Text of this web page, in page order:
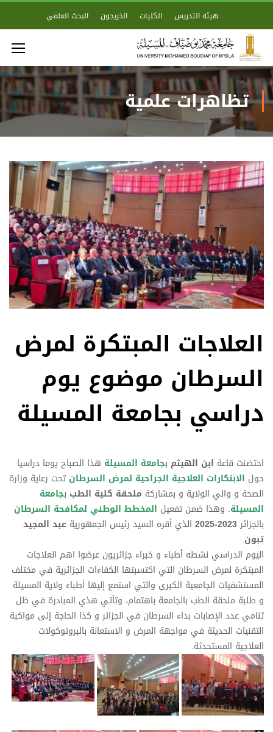
هيئة التدريس الكليات الخريجون البحث العلمي
تظاهرات علمية
العلاجات المبتكرة لمرض
السرطان موضوع يوم
دراسي بجامعة المسيلة
احتضنت قاعة ابن الهيثم بجامعة المسيلة هذا الصباح يوما دراسيا
حول الابتكارات العلاجية الجراحية لمرض السرطان تحت رعاية وزارة
الصحة و والي الولاية و بمشاركة ملحقة كلية الطب بجامعة
المسيلة. وهذا ضمن تفعيل المخطط الوطني لمكافحة السرطان
بالجزائر2023-2025 الذي أقره السيد رئيس الجمهورية عبد المجيد
تبون.
اليوم الدراسي نشطه أطباء و خبراء جزائريون عرضوا اهم العلاجات
المبتكرة لمرض السرطان التي اكتسبتها الكفاءات الجزائرية في مختلف
المستشفيات الجامعية الكبرى والتي استمع إليها أطباء ولاية المسيلة
و طلبة ملحقة الطب بالجامعة باهتمام، وتأتي هذي المبادرة في ظل
تنامي عدد الإصابات بداء السرطان في الجزائر و كذا الحاجة إلى مواكبة
التقنيات الحديثة في مواجهة المرض و الاستعانة بالبروتوكولات
العلاجية المستحدثة.